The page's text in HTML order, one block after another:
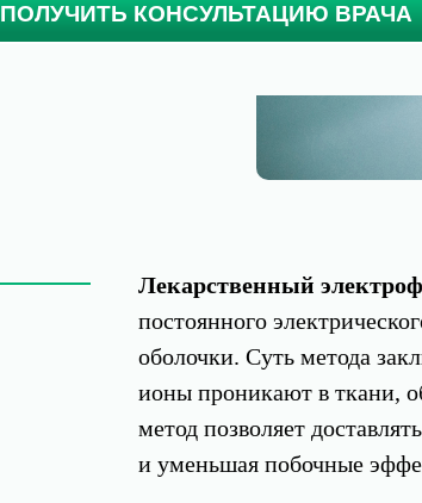
ПОЛУЧИТЬ КОНСУЛЬТАЦИЮ ВРАЧА
Лекарственный
постоянного
оболочки. Суть метода
ионы проникают в ткани,
метод позволяет
и уменьшая побочные